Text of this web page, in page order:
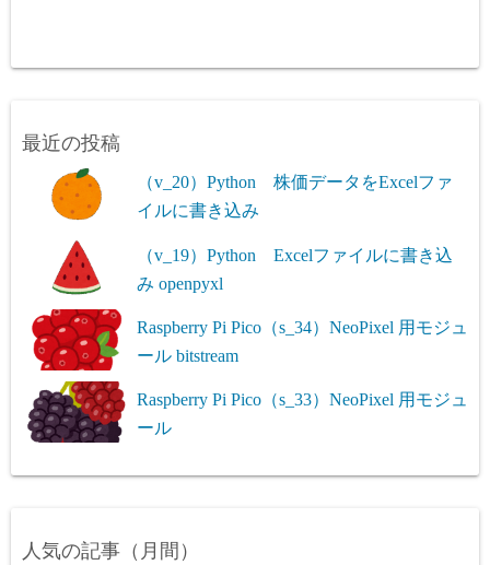
最近の投稿
（v_20）Python 株価データをExcelファ
イルに書き込み
（v_19）Python Excelファイルに書き込
み openpyxl
Raspberry Pi Pico（s_34）NeoPixel 用モジュ
ール bitstream
Raspberry Pi Pico（s_33）NeoPixel 用モジュ
ール
人気の記事（月間）